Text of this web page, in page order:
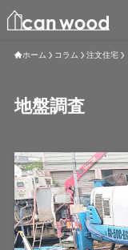
ホーム コラム 注文住宅
地盤調査